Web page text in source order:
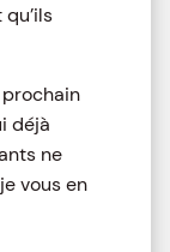
déjà
ne
vous en